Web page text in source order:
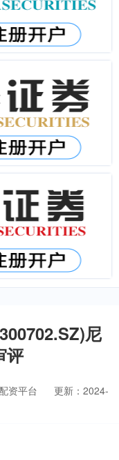
尼
评
资平台
更新：2024-